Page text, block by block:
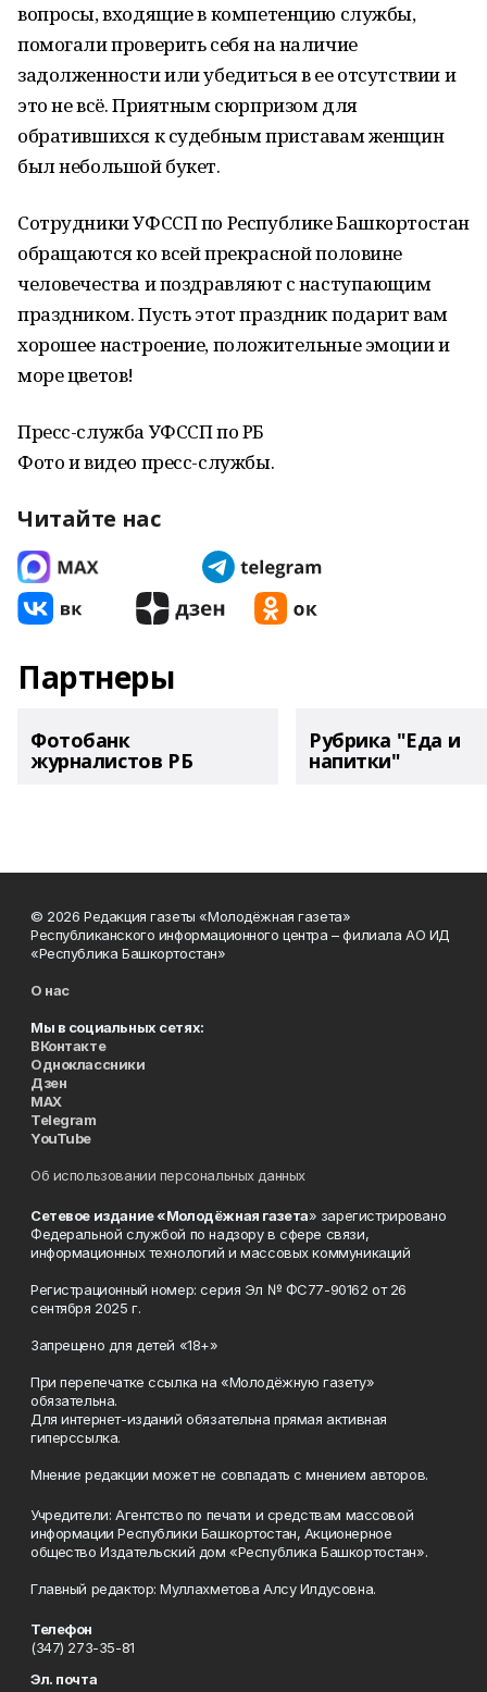
вопросы, входящие в компетенцию службы,
помогали проверить себя на наличие
задолженности или убедиться в ее отсутствии и
это не всё. Приятным сюрпризом для
обратившихся к судебным приставам женщин
был небольшой букет.
Сотрудники УФССП по Республике Башкортостан
обращаются ко всей прекрасной половине
человечества и поздравляют с наступающим
праздником. Пусть этот праздник подарит вам
хорошее настроение, положительные эмоции и
море цветов!
Пресс-служба УФССП по РБ
Фото и видео пресс-службы.
Читайте нас
Партнеры
Фотобанк
журналистов РБ
Рубрика "Еда и
напитки"
© 2026 Редакция газеты «Молодёжная газета»
Республиканского информационного центра – филиала АО ИД
«Республика Башкортостан»
О нас
Мы в социальных сетях:
ВКонтакте
Одноклассники
Дзен
MAX
Telegram
YouTube
Об использовании персональных данных
Сетевое издание «Молодёжная газета» зарегистрировано
Федеральной службой по надзору в сфере связи,
информационных технологий и массовых коммуникаций
Регистрационный номер: серия Эл № ФС77-90162 от 26
сентября 2025 г.
Запрещено для детей «18+»
При перепечатке ссылка на «Молодёжную газету»
обязательна.
Для интернет-изданий обязательна прямая активная
гиперссылка.
Мнение редакции может не совпадать с мнением авторов.
Учредители: Агентство по печати и средствам массовой
информации Республики Башкортостан, Акционерное
общество Издательский дом «Республика Башкортостан».
Главный редактор: Муллахметова Алсу Илдусовна.
Телефон
(347) 273-35-81
Эл. почта